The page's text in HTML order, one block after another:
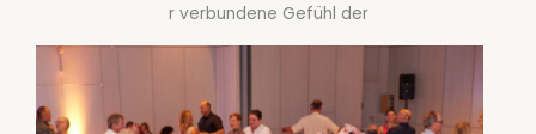
r verbundene Gefühl der